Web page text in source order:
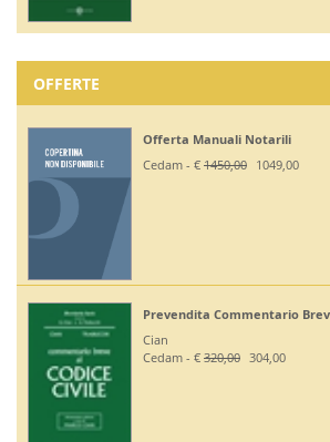
OFFERTE
Offerta Manuali Notarili
Cedam - € 1450,00 1049,00
Prevendita Commentario
Cian
Cedam - € 320,00 304,00